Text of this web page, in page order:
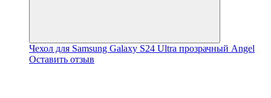
Чехол для Samsung Galaxy S24 Ultra прозрачный Angel
Оставить отзыв